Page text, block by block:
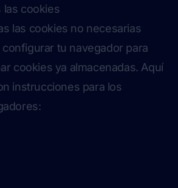
las cookies
las cookies no necesarias
tu navegador para
cookies ya almacenadas. Aquí
instrucciones para los